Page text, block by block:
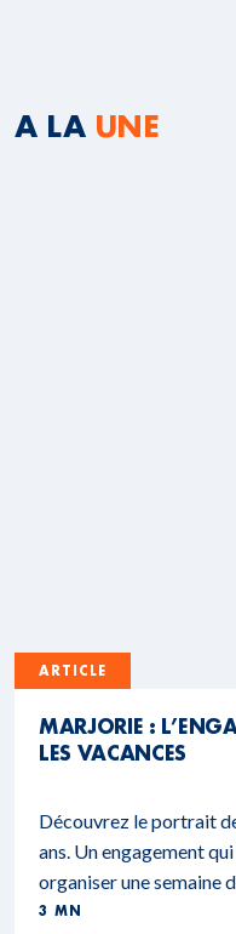
A LA UNE
ARTICLE
MARJORIE :
LES VACANCES
Découvrez le portrait
ans. Un engagement
organiser une semaine
3 MN